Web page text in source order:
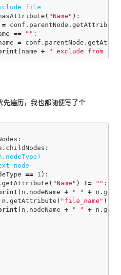
( "Name" ):
= conf . parentNode . getAttribute
== "" :
= conf . parentNode .
( name + " exclude from "
先遍历，我也都随便写了个
:
. childNodes :
== 1 ):
. getAttribute ( "Name" ) != "" :
( n . nodeName + " " + n .
n . getAttribute ( "file_name" )
( n . nodeName + " " + n .